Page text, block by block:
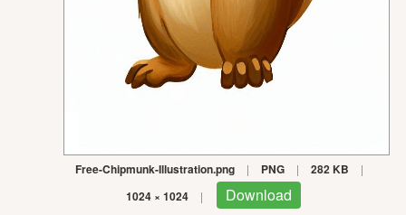
Free-Chipmunk-Illustration.png | PNG | 282 KB |
1024 × 1024 | Download